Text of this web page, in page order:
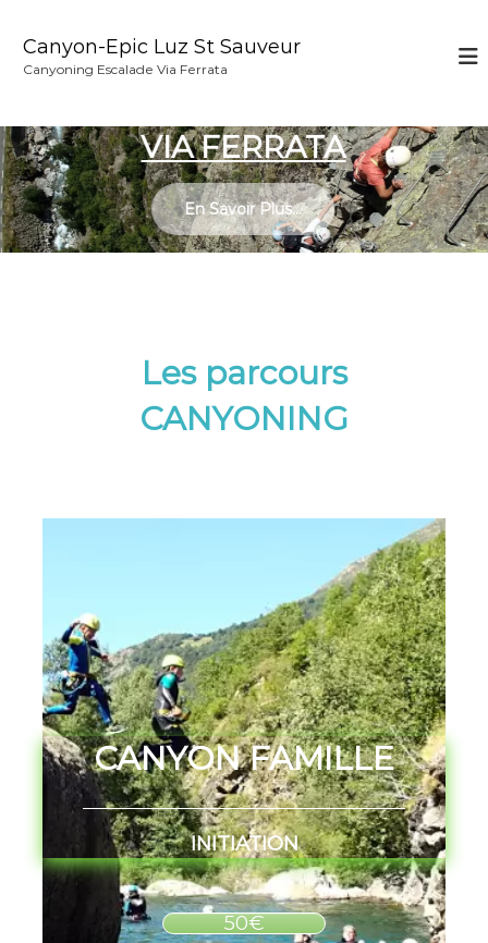
a
u
c
o
n
t
Canyon-Epic Luz St Sauveur
Canyoning Escalade Via Ferrata
VIA FERRATA
En Savoir Plus...
Les parcours
CANYONING
CANYON FAMILLE
INITIATION
50€